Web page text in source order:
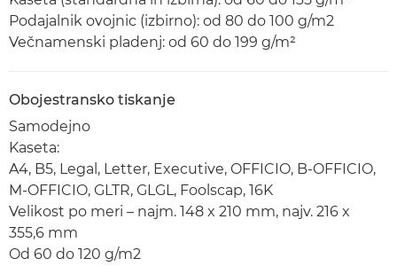
Podajalnik ovojnic (izbirno): od 80 do 100 g/m2
Večnamenski pladenj: od 60 do 199 g/m²
Obojestransko tiskanje
Samodejno
Kaseta:
A4, B5, Legal, Letter, Executive, OFFICIO, B-OFFICIO,
M-OFFICIO, GLTR, GLGL, Foolscap, 16K
Velikost po meri – najm. 148 x 210 mm, najv. 216 x
355,6 mm
Od 60 do 120 g/m2